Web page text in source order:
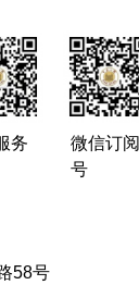
务
微信订阅
号
58号